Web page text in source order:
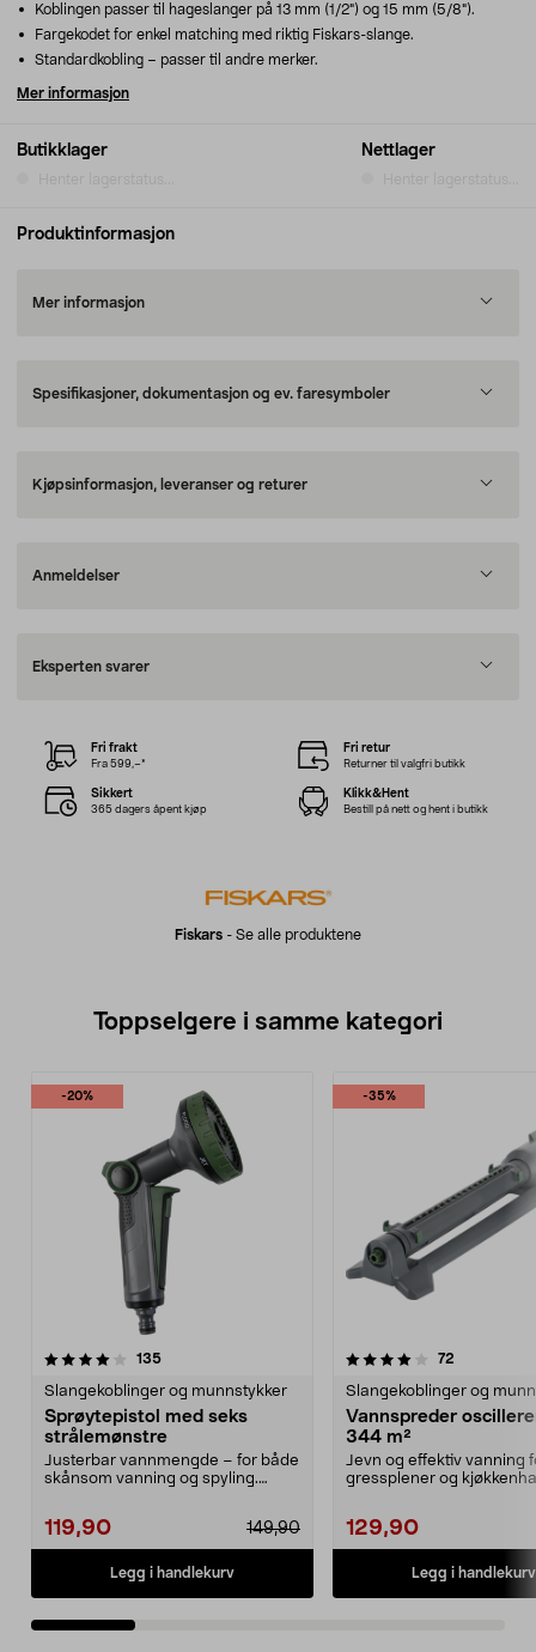
Butikklager Nettlager
Koblingen passer til hageslanger på 13 mm (1/2") og 15 mm (5/8").
Fargekodet for enkel matching med riktig Fiskars-slange.
Standardkobling – passer til andre merker.
Mer informasjon
Produktinformasjon
Mer informasjon
Spesifikasjoner, dokumentasjon og ev. faresymboler
Kjøpsinformasjon, leveranser og returer
Anmeldelser
Eksperten svarer
Fiskars - Se alle produktene
Fri frakt
Fra 599,–*
Fri retur
Returner til valgfri butikk
Sikkert
365 dagers åpent kjøp
Klikk&Hent
Bestill på nett og hent i butikk
Toppselgere i samme kategori
-20%
135anmeldelser
Slangekoblinger og munnstykker
Sprøytepistol med seks
strålemønstre
Justerbar vannmengde – for både
skånsom vanning og spyling.
119,90 149,90
Legg i handlekurv
-35%
4.0 av 5 stjerner 72
Slangekoblinger og
Vannspreder
344 m²
Jevn og effektiv vanning
gressplener og
129,90
Legg i handlekurv
4.5 av 5 stjerner